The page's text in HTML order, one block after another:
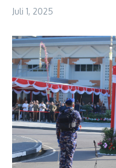
Juli 1, 2025